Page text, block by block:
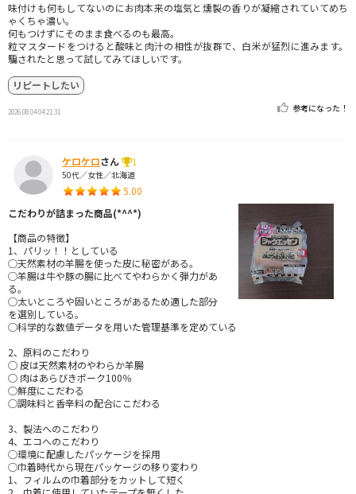
味付けも何もしてないのにお肉本来の塩気と燻製の香りが凝縮されていてめち
ゃくちゃ濃い。
何もつけずにそのまま食べるのも最高。
粒マスタードをつけると酸味と肉汁の相性が抜群で、白米が猛烈に進みます。
騙されたと思って試してみてほしいです。
リピートしたい
2026.08.04 04:21:31 参考になった！
ケロケロさん
1
50代／女性／北海道
5.00
こだわりが詰まった商品(*^^*)
【商品の特徴】
1、パリッ！！としている
◯天然素材の羊腸を使った皮に秘密がある。
◯羊腸は牛や豚の腸に比べてやわらかく弾力があ
る。
◯太いところや固いところがあるため適した部分
を選別している。
◯科学的な数値データを用いた管理基準を定めている
2、原料のこだわり
◯ 皮は天然素材のやわらか羊腸
◯ 肉はあらびきポーク100％
◯鮮度にこだわる
◯調味料と香辛料の配合にこだわる
3、製法へのこだわり
4、エコへのこだわり
◯環境に配慮したパッケージを採用
◯巾着時代から現在パッケージの移り変わり
1、フィルムの巾着部分をカットして短く